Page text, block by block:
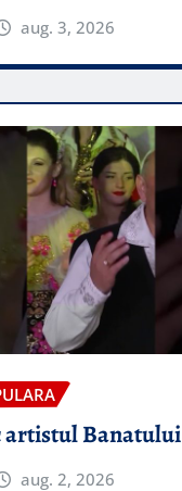
aug. 3, 2026
artistul Banatului
aug. 2, 2026